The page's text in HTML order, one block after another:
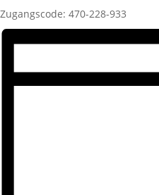
Zugangscode: 470-228-933